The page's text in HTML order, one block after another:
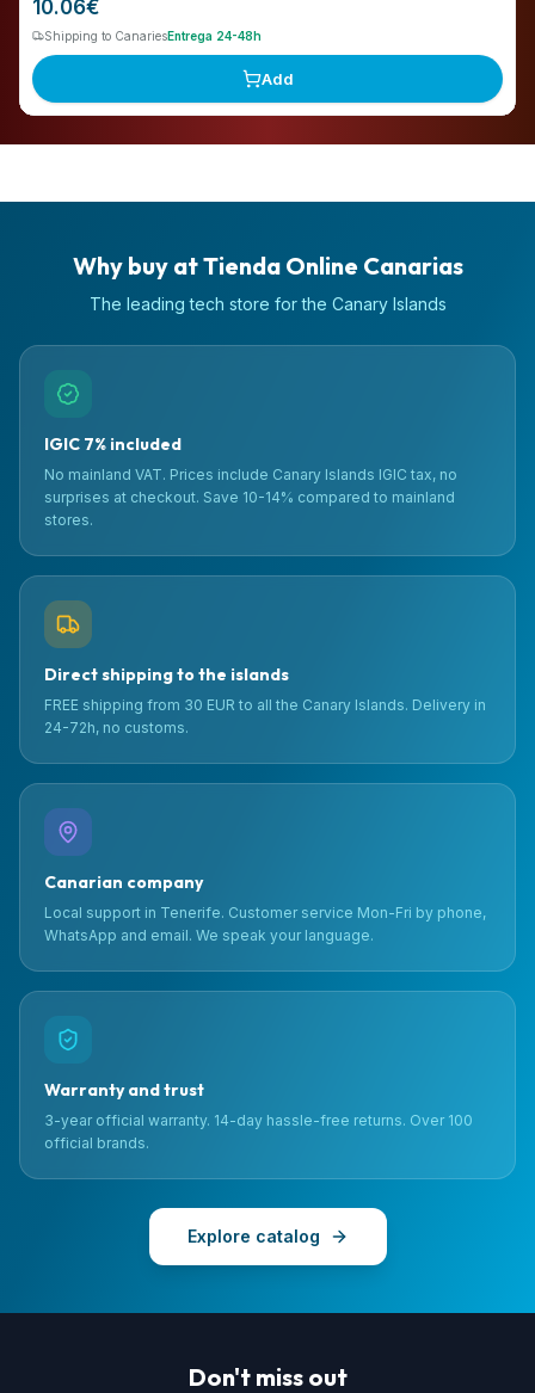
10.06€
Shipping to CanariesEntrega 24-48h
Add
Why buy at Tienda Online Canarias
The leading tech store for the Canary Islands
IGIC 7% included
No mainland VAT. Prices include Canary Islands IGIC tax, no
surprises at checkout. Save 10-14% compared to mainland
stores.
Direct shipping to the islands
FREE shipping from 30 EUR to all the Canary Islands. Delivery in
24-72h, no customs.
Canarian company
Local support in Tenerife. Customer service Mon-Fri by phone,
WhatsApp and email. We speak your language.
Warranty and trust
3-year official warranty. 14-day hassle-free returns. Over 100
official brands.
Explore catalog
Don't miss out